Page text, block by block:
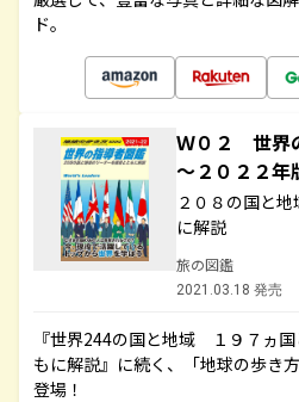
ド。
Ｗ０２ 世界
～２０２２
２０８の国と
に解説
旅の図鑑
2021.03.18 発売
『世界244の国と地域 １９７ヵ
もに解説』に続く、「地球の歩き
登場！